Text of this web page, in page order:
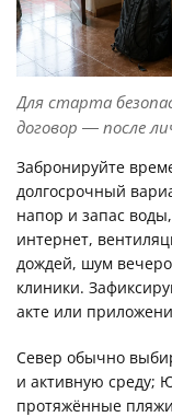
Для старта
договор — после
Забронируйте
долгосрочный
напор и запас
интернет,
дождей, шум
клиники.
акте или
Север обычно
и активную среду;
протяжённые